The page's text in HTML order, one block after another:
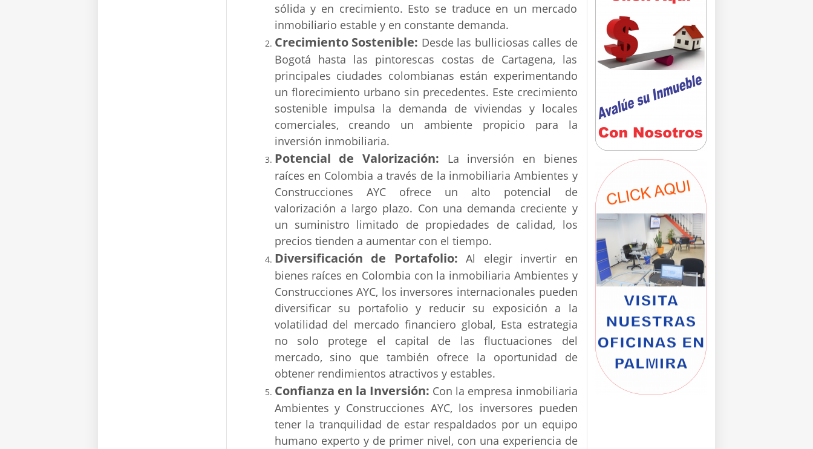
sólida y en crecimiento. Esto se traduce en un mercado
inmobiliario estable y en constante demanda.
Crecimiento Sostenible: Desde las bulliciosas calles de
Bogotá hasta las pintorescas costas de Cartagena, las
principales ciudades colombianas están experimentando
un florecimiento urbano sin precedentes. Este crecimiento
sostenible impulsa la demanda de viviendas y locales
comerciales, creando un ambiente propicio para la
inversión inmobiliaria.
Potencial de Valorización:
La inversión en bienes
raíces en Colombia a través de la inmobiliaria Ambientes y
Construcciones AYC ofrece un alto potencial de
valorización a largo plazo. Con una demanda creciente y
un suministro limitado de propiedades de calidad, los
precios tienden a aumentar con el tiempo.
Diversificación de Portafolio: Al elegir invertir en
bienes raíces en Colombia con la inmobiliaria Ambientes y
Construcciones AYC, los inversores internacionales pueden
diversificar su portafolio y reducir su exposición a la
volatilidad del mercado financiero global, Esta estrategia
no solo protege el capital de las fluctuaciones del
mercado, sino que también ofrece la oportunidad de
obtener rendimientos atractivos y estables.
Confianza en la Inversión: Con la empresa inmobiliaria
Ambientes y Construcciones AYC, los inversores pueden
tener la tranquilidad de estar respaldados por un equipo
humano experto y de primer nivel, con una experiencia de